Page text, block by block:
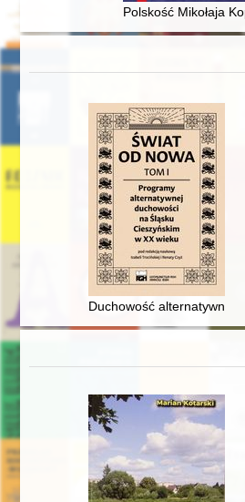
Polskość Mikołaja
Duchowość alternatywna i